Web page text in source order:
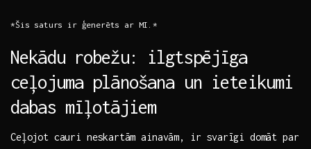
*Šis saturs ir ģenerēts⁤ ar MI.*
Nekādu robežu: ilgtspējīga
ceļojuma plānošana un ieteikumi
‍dabas mīļotājiem
Ceļojot ‌cauri neskartām ainavām, ir svarīgi‍ domāt par‌